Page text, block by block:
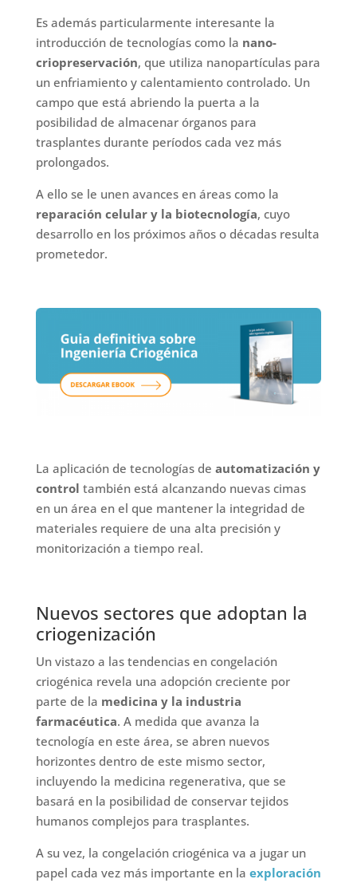
Es además particularmente interesante la
introducción de tecnologías como la nano-
criopreservación, que utiliza nanopartículas para
un enfriamiento y calentamiento controlado. Un
campo que está abriendo la puerta a la
posibilidad de almacenar órganos para
trasplantes durante períodos cada vez más
prolongados.
A ello se le unen avances en áreas como la
reparación celular y la biotecnología, cuyo
desarrollo en los próximos años o décadas resulta
prometedor.
La aplicación de tecnologías de automatización y
control también está alcanzando nuevas cimas
en un área en el que mantener la integridad de
materiales requiere de una alta precisión y
monitorización a tiempo real.
Nuevos sectores que adoptan la
criogenización
Un vistazo a las tendencias en congelación
criogénica revela una adopción creciente por
parte de la medicina y la industria
farmacéutica. A medida que avanza la
tecnología en este área, se abren nuevos
horizontes dentro de este mismo sector,
incluyendo la medicina regenerativa, que se
basará en la posibilidad de conservar tejidos
humanos complejos para trasplantes.
A su vez, la congelación criogénica va a jugar un
papel cada vez más importante en la exploración